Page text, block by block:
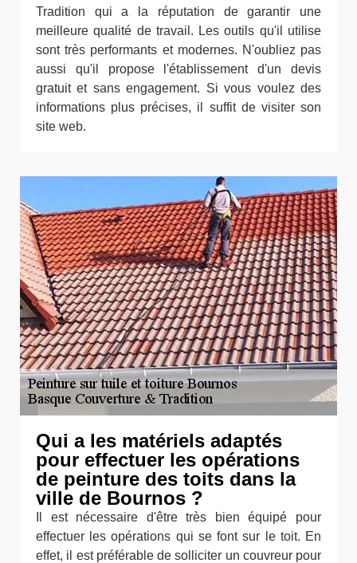
Tradition qui a la réputation de garantir une
meilleure qualité de travail. Les outils qu'il utilise
sont très performants et modernes. N'oubliez pas
aussi qu'il propose l'établissement d'un devis
gratuit et sans engagement. Si vous voulez des
informations plus précises, il suffit de visiter son
site web.
Qui a les matériels adaptés
pour effectuer les opérations
de peinture des toits dans la
ville de Bournos ?
Il est nécessaire d'être très bien équipé pour
effectuer les opérations qui se font sur le toit. En
effet, il est préférable de solliciter un couvreur pour